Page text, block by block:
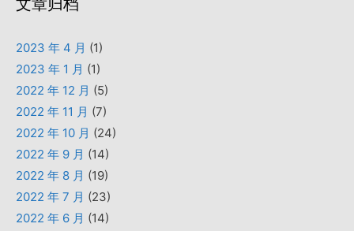
文章归档
2023 年 4 月 (1)
2023 年 1 月 (1)
2022 年 12 月 (5)
2022 年 11 月 (7)
2022 年 10 月 (24)
2022 年 9 月 (14)
2022 年 8 月 (19)
2022 年 7 月 (23)
2022 年 6 月 (14)